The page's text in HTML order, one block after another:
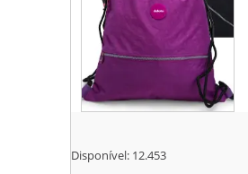
Disponível: 12.453